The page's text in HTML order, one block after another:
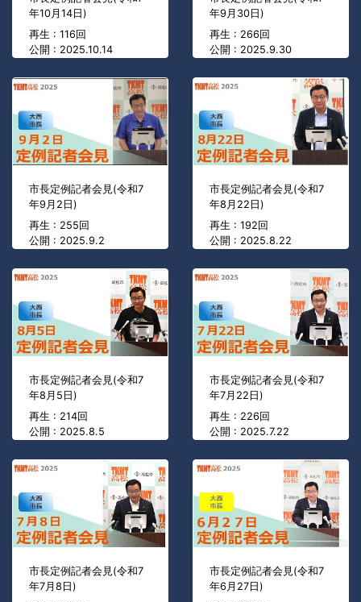
年10月14日)
再生 : 116回
公開 : 2025.10.14
年9月30日)
再生 : 266回
公開 : 2025.9.30
市長定例記者会見(令和7
年9月2日)
再生 : 255回
公開 : 2025.9.2
市長定例記者会見(令和7
年8月22日)
再生 : 192回
公開 : 2025.8.22
市長定例記者会見(令和7
年8月5日)
再生 : 214回
公開 : 2025.8.5
市長定例記者会見(令和7
年7月22日)
再生 : 226回
公開 : 2025.7.22
市長定例記者会見(令和7
年7月8日)
市長定例記者会見(令和7
年6月27日)